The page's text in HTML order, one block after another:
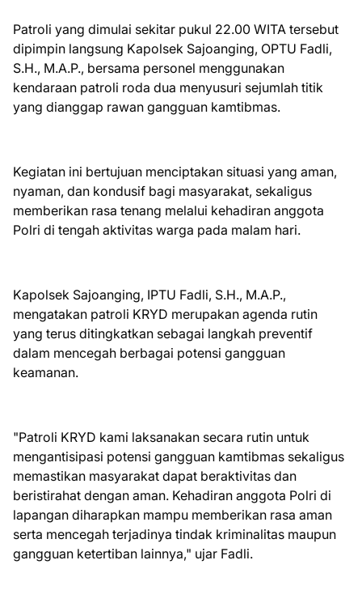
Patroli yang dimulai sekitar pukul 22.00 WITA tersebut
dipimpin langsung Kapolsek Sajoanging, OPTU Fadli,
S.H., M.A.P., bersama personel menggunakan
kendaraan patroli roda dua menyusuri sejumlah titik
yang dianggap rawan gangguan kamtibmas.
Kegiatan ini bertujuan menciptakan situasi yang aman,
nyaman, dan kondusif bagi masyarakat, sekaligus
memberikan rasa tenang melalui kehadiran anggota
Polri di tengah aktivitas warga pada malam hari.
Kapolsek Sajoanging, IPTU Fadli, S.H., M.A.P.,
mengatakan patroli KRYD merupakan agenda rutin
yang terus ditingkatkan sebagai langkah preventif
dalam mencegah berbagai potensi gangguan
keamanan.
"Patroli KRYD kami laksanakan secara rutin untuk
mengantisipasi potensi gangguan kamtibmas sekaligus
memastikan masyarakat dapat beraktivitas dan
beristirahat dengan aman. Kehadiran anggota Polri di
lapangan diharapkan mampu memberikan rasa aman
serta mencegah terjadinya tindak kriminalitas maupun
gangguan ketertiban lainnya," ujar Fadli.